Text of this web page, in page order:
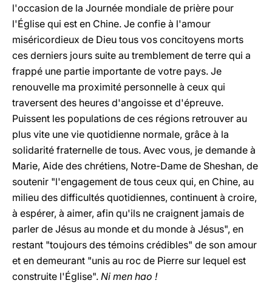
l'occasion de la Journée mondiale de prière pour
l'Église qui est en Chine. Je confie à l'amour
miséricordieux de Dieu tous vos concitoyens morts
ces derniers jours suite au tremblement de terre qui a
frappé une partie importante de votre pays. Je
renouvelle ma proximité personnelle à ceux qui
traversent des heures d'angoisse et d'épreuve.
Puissent les populations de ces régions retrouver au
plus vite une vie quotidienne normale, grâce à la
solidarité fraternelle de tous. Avec vous, je demande à
Marie, Aide des chrétiens, Notre-Dame de Sheshan, de
soutenir "l'engagement de tous ceux qui, en Chine, au
milieu des difficultés quotidiennes, continuent à croire,
à espérer, à aimer, afin qu'ils ne craignent jamais de
parler de Jésus au monde et du monde à Jésus", en
restant "toujours des témoins crédibles" de son amour
et en demeurant "unis au roc de Pierre sur lequel est
construite l'Église". Ni men hao !